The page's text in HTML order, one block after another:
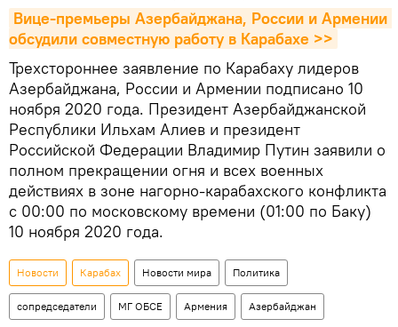
Вице-премьеры Азербайджана, России и Армении
обсудили совместную работу в Карабахе >>
Трехстороннее заявление по Карабаху лидеров
Азербайджана, России и Армении подписано 10
ноября 2020 года. Президент Азербайджанской
Республики Ильхам Алиев и президент
Российской Федерации Владимир Путин заявили о
полном прекращении огня и всех военных
действиях в зоне нагорно-карабахского конфликта
с 00:00 по московскому времени (01:00 по Баку)
10 ноября 2020 года.
Новости Карабах Новости мира Политика
сопредседатели МГ ОБСЕ Армения Азербайджан